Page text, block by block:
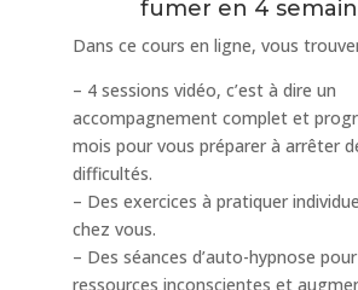
fumer en 4
Dans ce cours en ligne, vous
– 4 sessions vidéo, c’est à dire un
accompagnement complet et
mois pour vous préparer à arrêter
difficultés.
– Des exercices à pratiquer
chez vous.
– Des séances d’auto-hypnose
ressources inconscientes et